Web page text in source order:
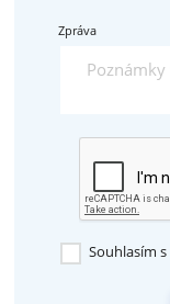
Zpráva
Souhlasím s